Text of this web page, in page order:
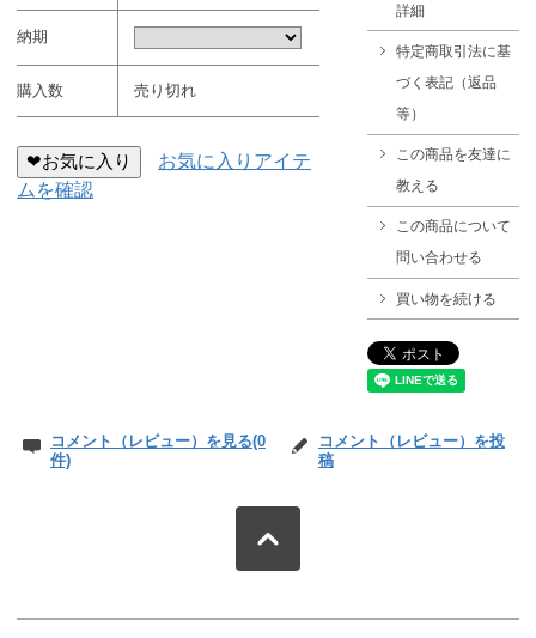
納期
購入数 売り切れ
❤お気に入り
お気に入りアイテ
ムを確認
詳細
特定商取引法に基
づく表記（返品
等）
この商品を友達に
教える
この商品について
問い合わせる
買い物を続ける
コメント（レビュー）を見る(0
件)
コメント（レビュー）を投
稿